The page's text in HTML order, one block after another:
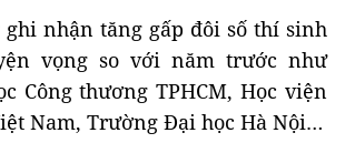
nhận tăng gấp đôi số thí sinh
vọng so với năm trước như
Công thương TPHCM, Học viện
Nam, Trường Đại học Hà Nội…